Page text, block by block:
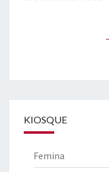
KIOSQUE
Femina